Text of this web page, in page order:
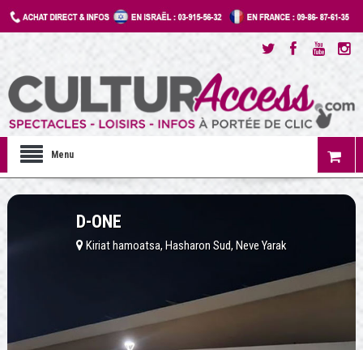
Menu
D-ONE
Kiriat hamoatsa, Hasharon Sud, Neve Yarak